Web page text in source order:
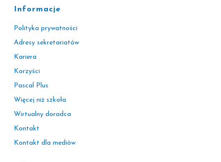
Informacje
Polityka prywatności
Adresy sekretariatów
Kariera
Korzyści
Pascal Plus
Więcej niż szkoła
Wirtualny doradca
Kontakt
Kontakt dla mediów